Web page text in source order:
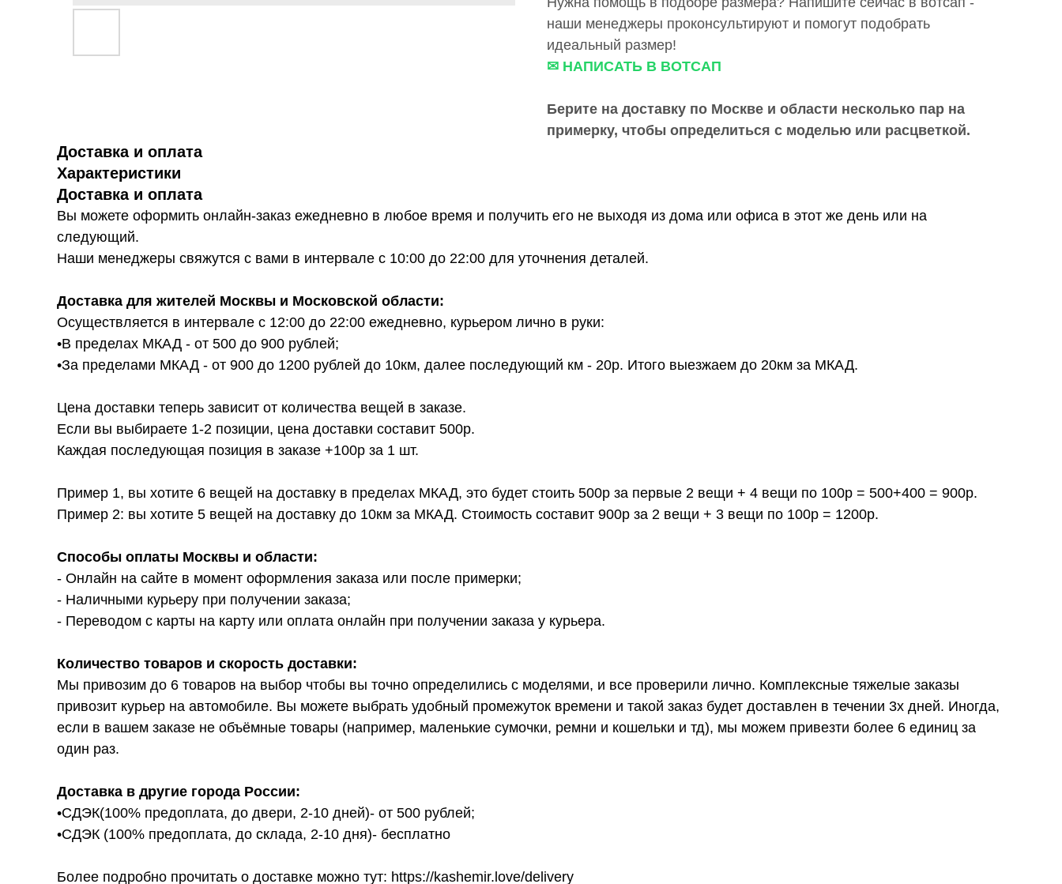
наши менеджеры проконсультируют и помогут подобрать
идеальный размер!
✉ НАПИСАТЬ В ВОТСАП
Берите на доставку по Москве и области несколько пар на
примерку, чтобы определиться с моделью или расцветкой.
Доставка и оплата
Характеристики
Доставка и оплата
Вы можете оформить онлайн-заказ ежедневно в любое время и получить его не выходя из дома или офиса в этот же день или на
следующий.
Наши менеджеры свяжутся с вами в интервале с 10:00 до 22:00 для уточнения деталей.
Доставка для жителей Москвы и Московской области:
Осуществляется в интервале с 12:00 до 22:00 ежедневно, курьером лично в руки:
•В пределах МКАД - от 500 до 900 рублей;
•За пределами МКАД - от 900 до 1200 рублей до 10км, далее последующий км - 20р. Итого выезжаем до 20км за МКАД.
Цена доставки теперь зависит от количества вещей в заказе.
Если вы выбираете 1-2 позиции, цена доставки составит 500р.
Каждая последующая позиция в заказе +100р за 1 шт.
Пример 1, вы хотите 6 вещей на доставку в пределах МКАД, это будет стоить 500р за первые 2 вещи + 4 вещи по 100р = 500+400 = 900р.
Пример 2: вы хотите 5 вещей на доставку до 10км за МКАД. Стоимость составит 900р за 2 вещи + 3 вещи по 100р = 1200р.
Способы оплаты Москвы и области:
- Онлайн на сайте в момент оформления заказа или после примерки;
- Наличными курьеру при получении заказа;
- Переводом с карты на карту или оплата онлайн при получении заказа у курьера.
Количество товаров и скорость доставки:
Мы привозим до 6 товаров на выбор чтобы вы точно определились с моделями, и все проверили лично. Комплексные тяжелые заказы
привозит курьер на автомобиле. Вы можете выбрать удобный промежуток времени и такой заказ будет доставлен в течении 3х дней. Иногда,
если в вашем заказе не объёмные товары (например, маленькие сумочки, ремни и кошельки и тд), мы можем привезти более 6 единиц за
один раз.
Доставка в другие города России:
•СДЭК(100% предоплата, до двери, 2-10 дней)- от 500 рублей;
•СДЭК (100% предоплата, до склада, 2-10 дня)- бесплатно
Более подробно прочитать о доставке можно тут: https://kashemir.love/delivery